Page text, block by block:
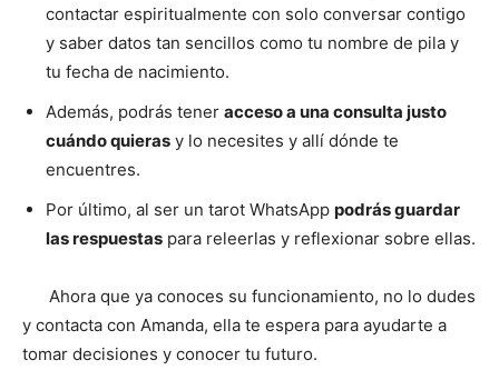
contactar espiritualmente con solo conversar contigo
y saber datos tan sencillos como tu nombre de pila y
tu fecha de nacimiento.
Además, podrás tener acceso a una consulta justo
cuándo quieras y lo necesites y allí dónde te
encuentres.
Por último, al ser un tarot WhatsApp podrás guardar
las respuestas para releerlas y reflexionar sobre ellas.
Ahora que ya conoces su funcionamiento, no lo dudes
y contacta con Amanda, ella te espera para ayudarte a
tomar decisiones y conocer tu futuro.